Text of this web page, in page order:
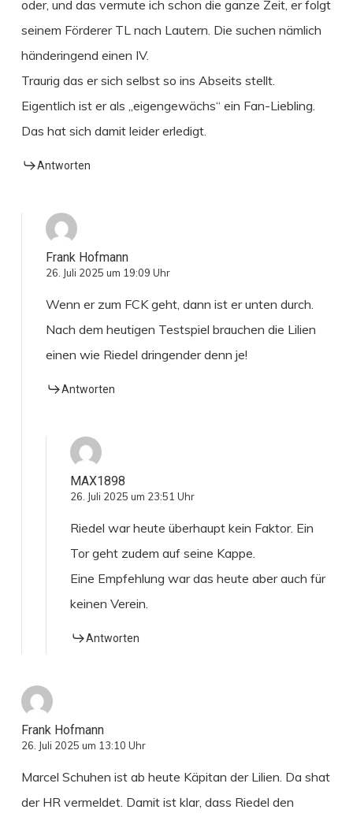
oder, und das vermute ich schon die ganze Zeit, er folgt
seinem Förderer TL nach Lautern. Die suchen nämlich
händeringend einen IV.
Traurig das er sich selbst so ins Abseits stellt.
Eigentlich ist er als „eigengewächs“ ein Fan-Liebling.
Das hat sich damit leider erledigt.
Antworten
Frank Hofmann
26. Juli 2025 um 19:09 Uhr
Wenn er zum FCK geht, dann ist er unten durch.
Nach dem heutigen Testspiel brauchen die Lilien
einen wie Riedel dringender denn je!
Antworten
MAX1898
26. Juli 2025 um 23:51 Uhr
Riedel war heute überhaupt kein Faktor. Ein
Tor geht zudem auf seine Kappe.
Eine Empfehlung war das heute aber auch für
keinen Verein.
Antworten
Frank Hofmann
26. Juli 2025 um 13:10 Uhr
Marcel Schuhen ist ab heute Käpitan der Lilien. Da shat
der HR vermeldet. Damit ist klar, dass Riedel den